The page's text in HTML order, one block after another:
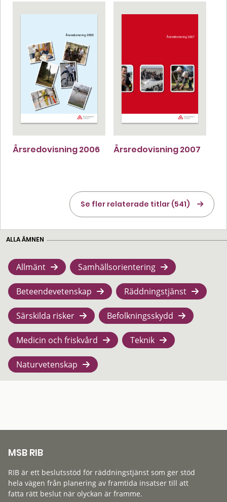
Årsredovisning 2006 Årsredovisning 2007
Se fler relaterade titlar (541)
ALLA ÄMNEN
Allmänt Samhällsorientering
Beteendevetenskap Räddningstjänst
Särskilda risker Befolkningsskydd
Medicin och friskvård Teknik
Naturvetenskap
MSB RIB
RIB är ett beslutsstöd för räddningstjänst som ger stöd
hela vägen från planering av framtida insatser till att
fatta rätt beslut när olyckan är framme.